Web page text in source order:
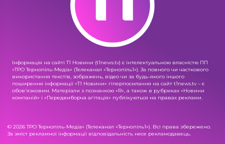
Інформація на сайті Т1 Новини (t1news.tv) є інтелектуальною власністю ПП
«ТРО Тернопіль-Медіа» (Телеканал «Тернопіль1»). За повного чи часткового
використання текстів, зображень, відео чи за будь-якого іншого
поширення інформації «Т1 Новини» гіперпосилання на сайт t1news.tv – є
обов'язковим. Матеріали з позначкою «R», а також в рубриках «Новини
компаній» і «Передвиборча агітація» публікуються на правах реклами.
© 2026 ТРО Тернопіль-Медіа» (Телеканал «Тернопіль1»). Всі права збережено.
За зміст рекламної інформації відповідальність несе рекламодавець.